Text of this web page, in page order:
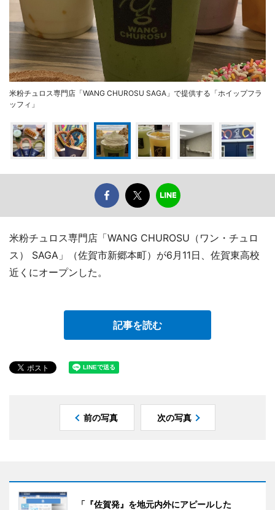
米粉チュロス専門店「WANG CHUROSU SAGA」で提供する「ホイップフラ
ッフィ」
米粉チュロス専門店「WANG CHUROSU（ワン・チュロ
ス） SAGA」（佐賀市新郷本町）が6月11日、佐賀東高校
近くにオープンした。
記事を読む
前の写真 次の写真
「『佐賀発』を地元内外にアピールした